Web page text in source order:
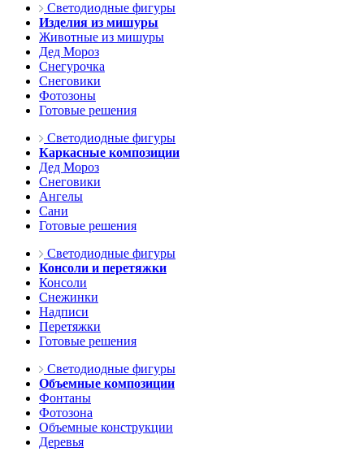
Светодиодные фигуры
Изделия из мишуры
Животные из мишуры
Дед Мороз
Снегурочка
Снеговики
Фотозоны
Готовые решения
Светодиодные фигуры
Каркасные композиции
Дед Мороз
Снеговики
Ангелы
Сани
Готовые решения
Светодиодные фигуры
Консоли и перетяжки
Консоли
Снежинки
Надписи
Перетяжки
Готовые решения
Светодиодные фигуры
Объемные композиции
Фонтаны
Фотозона
Объемные конструкции
Деревья